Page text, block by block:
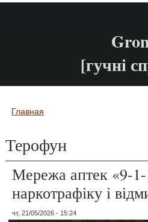
[гучні
Вы здесь
Главная
Терофун
Мережа аптек «9-1-
наркотрафіку і
чт, 21/05/2026 - 15:24